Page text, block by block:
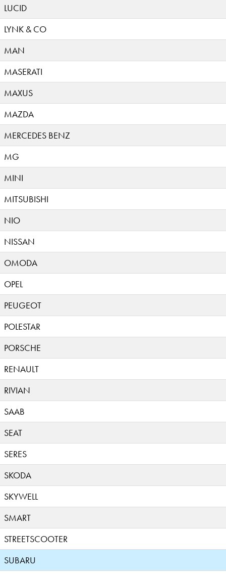
LUCID
LYNK & CO
MAN
MASERATI
MAXUS
MAZDA
MERCEDES BENZ
MG
MINI
MITSUBISHI
NIO
NISSAN
OMODA
OPEL
PEUGEOT
POLESTAR
PORSCHE
RENAULT
RIVIAN
SAAB
SEAT
SERES
SKODA
SKYWELL
SMART
STREETSCOOTER
SUBARU